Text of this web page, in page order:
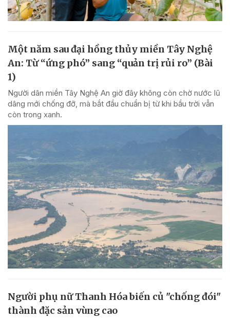
Một năm sau đại hồng thủy miền Tây Nghệ
An: Từ “ứng phó” sang “quản trị rủi ro” (Bài
1)
Người dân miền Tây Nghệ An giờ đây không còn chờ nước lũ
dâng mới chống đỡ, mà bắt đầu chuẩn bị từ khi bầu trời vẫn
còn trong xanh.
Người phụ nữ Thanh Hóa biến củ "chống đói"
thành đặc sản vùng cao